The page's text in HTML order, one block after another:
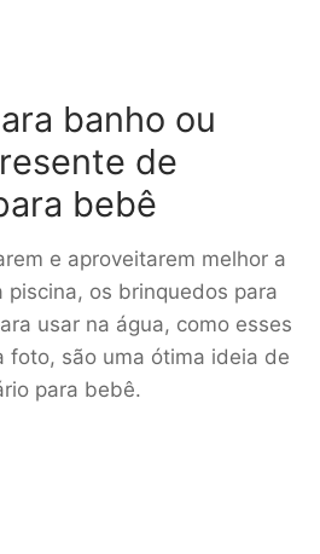
banho ou
de
bebê
e aproveitarem melhor a
piscina, os brinquedos para
usar na água, como esses
foto, são uma ótima ideia de
para bebê.